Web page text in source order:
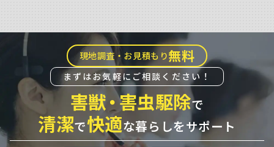
現地調査・お見積もり無料
まずはお気軽にご相談ください！
害獣・害虫駆除で
清潔で快適な暮らしをサポート